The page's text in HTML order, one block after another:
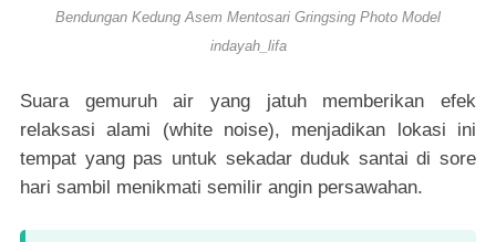
Bendungan Kedung Asem Mentosari Gringsing Photo Model
indayah_lifa
Suara gemuruh air yang jatuh memberikan efek
relaksasi alami (white noise), menjadikan lokasi ini
tempat yang pas untuk sekadar duduk santai di sore
hari sambil menikmati semilir angin persawahan.